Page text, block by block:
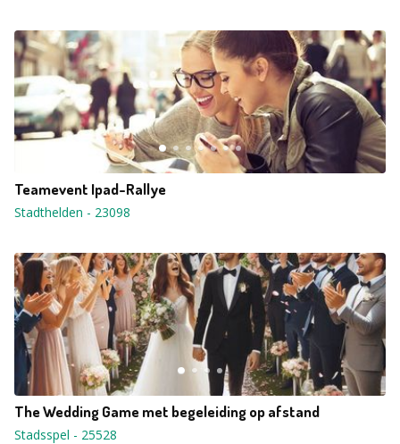
Teamevent Ipad-Rallye
Stadthelden - 23098
The Wedding Game met begeleiding op afstand
Stadsspel - 25528